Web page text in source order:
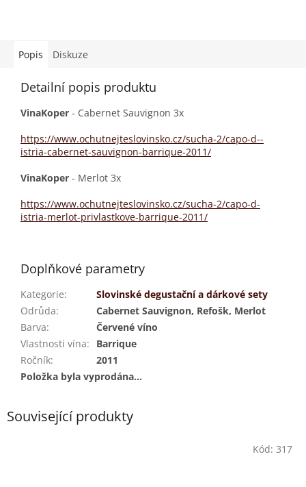
Popis Diskuze
Detailní popis produktu
VinaKoper - Cabernet Sauvignon 3x
https://www.ochutnejteslovinsko.cz/sucha-2/capo-d--
istria-cabernet-sauvignon-barrique-2011/
VinaKoper - Merlot 3x
https://www.ochutnejteslovinsko.cz/sucha-2/capo-d-
istria-merlot-privlastkove-barrique-2011/
Doplňkové parametry
Kategorie:
Slovinské degustační a dárkové sety
Odrůda:
Cabernet Sauvignon, Refošk, Merlot
Barva:
Červené víno
Vlastnosti vína:
Barrique
Ročník:
2011
Položka byla vyprodána…
Související produkty
Kód: 317